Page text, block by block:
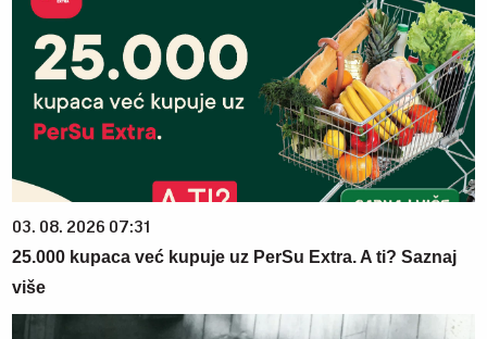
03. 08. 2026 07:31
25.000 kupaca već kupuje uz PerSu Extra. A ti? Saznaj
više